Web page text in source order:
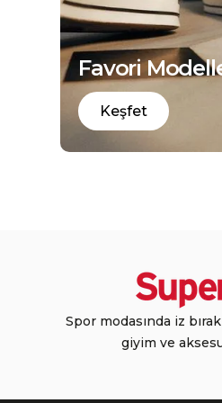
Favori
Keşfet
Spor modasında iz
giyim ve